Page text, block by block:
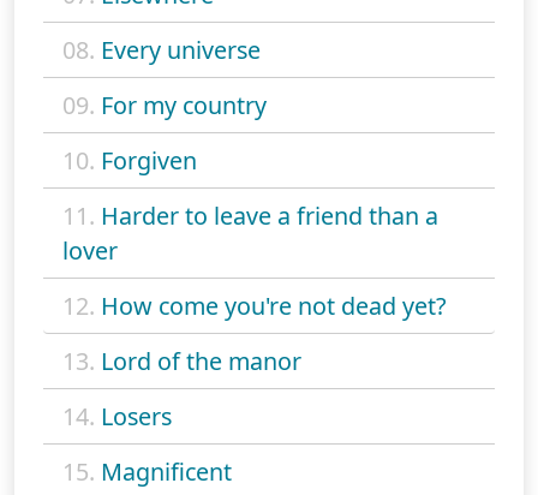
08. Every universe
09. For my country
10. Forgiven
11. Harder to leave a friend than a
lover
12. How come you're not dead yet?
13. Lord of the manor
14. Losers
15. Magnificent